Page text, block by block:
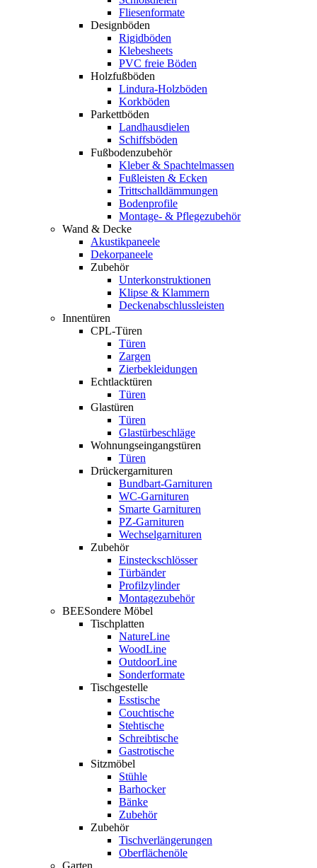
Fliesenformate
Designböden
Rigidböden
Klebesheets
PVC freie Böden
Holzfußböden
Lindura-Holzböden
Korkböden
Parkettböden
Landhausdielen
Schiffsböden
Fußbodenzubehör
Kleber & Spachtelmassen
Fußleisten & Ecken
Trittschalldämmungen
Bodenprofile
Montage- & Pflegezubehör
Wand & Decke
Akustikpaneele
Dekorpaneele
Zubehör
Unterkonstruktionen
Klipse & Klammern
Deckenabschlussleisten
Innentüren
CPL-Türen
Türen
Zargen
Zierbekleidungen
Echtlacktüren
Türen
Glastüren
Türen
Glastürbeschläge
Wohnungseingangstüren
Türen
Drückergarnituren
Bundbart-Garnituren
WC-Garnituren
Smarte Garnituren
PZ-Garnituren
Wechselgarnituren
Zubehör
Einsteckschlösser
Türbänder
Profilzylinder
Montagezubehör
BEESondere Möbel
Tischplatten
NatureLine
WoodLine
OutdoorLine
Sonderformate
Tischgestelle
Esstische
Couchtische
Stehtische
Schreibtische
Gastrotische
Sitzmöbel
Stühle
Barhocker
Bänke
Zubehör
Zubehör
Tischverlängerungen
Oberflächenöle
Garten